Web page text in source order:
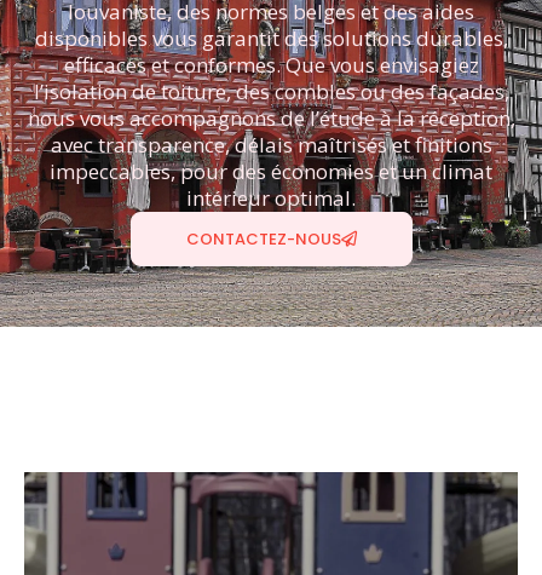
louvaniste, des normes belges et des aides
disponibles vous garantit des solutions durables,
efficaces et conformes. Que vous envisagiez
l’isolation de toiture, des combles ou des façades,
nous vous accompagnons de l’étude à la réception,
avec transparence, délais maîtrisés et finitions
impeccables, pour des économies et un climat
intérieur optimal.
CONTACTEZ-NOUS